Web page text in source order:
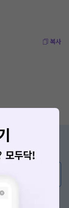
복사
?
러가기